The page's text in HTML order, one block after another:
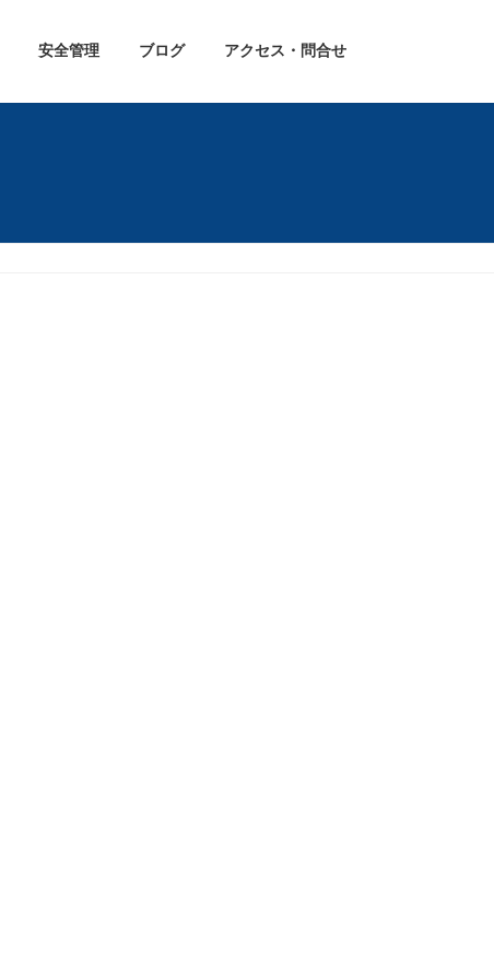
安全管理 ブログ アクセス・問合せ